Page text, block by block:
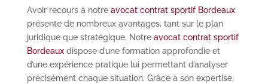
Avoir recours à notre avocat contrat sportif Bordeaux
présente de nombreux avantages, tant sur le plan
juridique que stratégique. Notre avocat contrat sportif
Bordeauxdispose d’une formation approfondie et
d’une expérience pratique lui permettant d’analyser
précisément chaque situation. Grâce à son expertise,